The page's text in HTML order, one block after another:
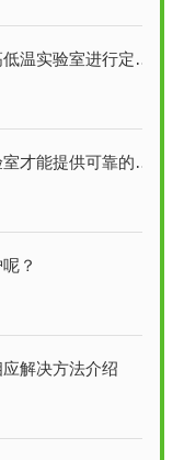
室进行定期维护保养
提供可靠的数据支持
？
解决方法介绍